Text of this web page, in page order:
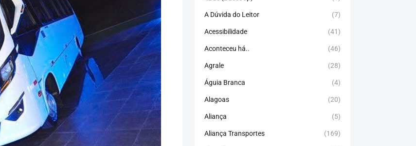
A Dúvida do Leitor (7)
Acessibilidade (41)
Aconteceu há.. (46)
Agrale (28)
Águia Branca (4)
Alagoas (20)
Aliança (5)
Aliança Transportes (169)